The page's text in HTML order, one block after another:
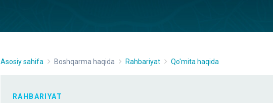
Asosiy sahifa Boshqarma haqida Rahbariyat Qo'mita haqida
RAHBARIYAT